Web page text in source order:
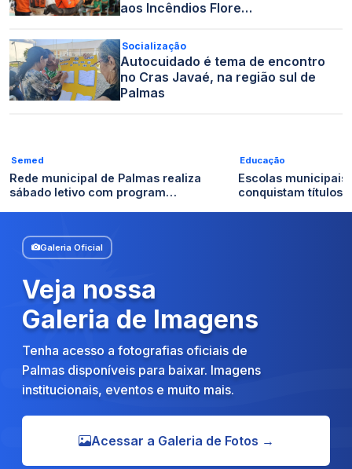
aos Incêndios Flore…
Socialização
Autocuidado é tema de encontro
no Cras Javaé, na região sul de
Palmas
Semed
Rede municipal de Palmas realiza
sábado letivo com program…
Educação
Escolas municipais
conquistam títulos
Galeria Oficial
Veja nossa
Galeria de Imagens
Tenha acesso a fotografias oficiais de
Palmas disponíveis para baixar. Imagens
institucionais, eventos e muito mais.
Acessar a Galeria de Fotos →